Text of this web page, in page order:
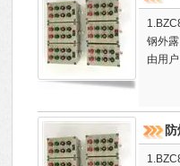
钢外
由用